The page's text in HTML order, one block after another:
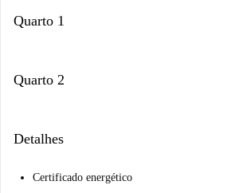
Quarto 1
Quarto 2
Detalhes
Certificado energético